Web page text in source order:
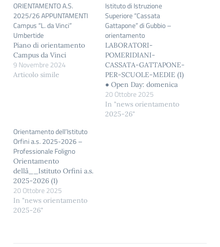
ORIENTAMENTO A.S.
2025/26 APPUNTAMENTI
Campus “L. da Vinci”
Umbertide
Piano di orientamento
Campus da Vinci
9 Novembre 2024
Articolo simile
Istituto di Istruzione
Superiore “Cassata
Gattapone” di Gubbio –
orientamento
LABORATORI-
POMERIDIANI-
CASSATA-GATTAPONE-
PER-SCUOLE-MEDIE (1)
● Open Day: domenica
30 novembre 2025,
sabato 13 dicembre 2025;
dalle 15:00 alle 18:00 ●
20 Ottobre 2025
In "news orientamento
2025-26"
Orientamento dell’Istituto
Orfini a.s. 2025-2026 –
Professionale Foligno
Orientamento
dellâ__Istituto Orfini a.s.
2025-2026 (1)
20 Ottobre 2025
In "news orientamento
2025-26"